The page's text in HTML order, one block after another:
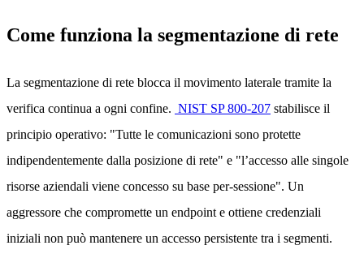
Come funziona la segmentazione di rete
La segmentazione di rete blocca il movimento laterale tramite la
verifica continua a ogni confine. NIST SP 800-207 stabilisce il
principio operativo: "Tutte le comunicazioni sono protette
indipendentemente dalla posizione di rete" e "l’accesso alle singole
risorse aziendali viene concesso su base per-sessione". Un
aggressore che compromette un endpoint e ottiene credenziali
iniziali non può mantenere un accesso persistente tra i segmenti.